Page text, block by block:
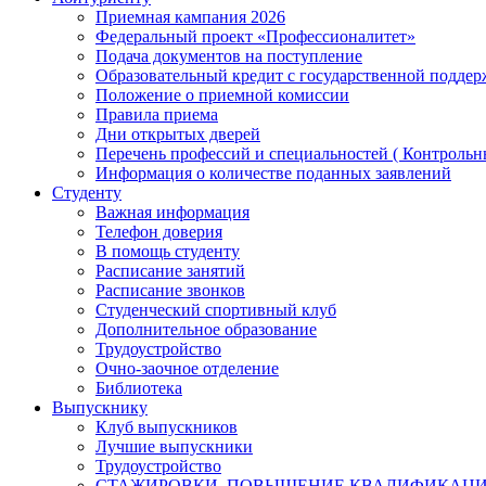
Приемная кампания 2026
Федеральный проект «Профессионалитет»
Подача документов на поступление
Образовательный кредит с государственной
Положение о приемной комиссии
Правила приема
Дни открытых дверей
Перечень профессий и специальностей (
Информация о количестве поданных заявлений
Студенту
Важная информация
Телефон доверия
В помощь студенту
Расписание занятий
Расписание звонков
Студенческий спортивный клуб
Дополнительное образование
Трудоустройство
Очно-заочное отделение
Библиотека
Выпускнику
Клуб выпускников
Лучшие выпускники
Трудоустройство